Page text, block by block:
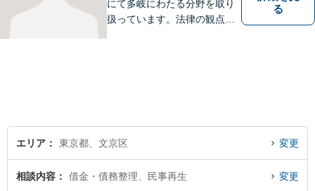
にて多岐にわたる分野を取り
扱っています。法律の観点か
る
エリア 東京都、文京区 変更
相談内容 借金・債務整理、民事再生 変更